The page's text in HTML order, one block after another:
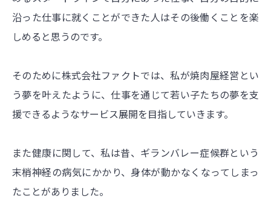
沿った仕事に就くことができた人はその後働くことを楽
しめると思うのです。
そのために株式会社ファクトでは、私が焼肉屋経営とい
う夢を叶えたように、仕事を通じて若い子たちの夢を支
援できるようなサービス展開を目指していきます。
また健康に関して、私は昔、ギランバレー症候群という
末梢神経の病気にかかり、身体が動かなくなってしまっ
たことがありました。